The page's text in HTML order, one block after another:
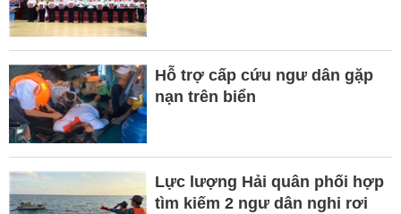
Hỗ trợ cấp cứu ngư dân gặp
nạn trên biển
Lực lượng Hải quân phối hợp
tìm kiếm 2 ngư dân nghi rơi